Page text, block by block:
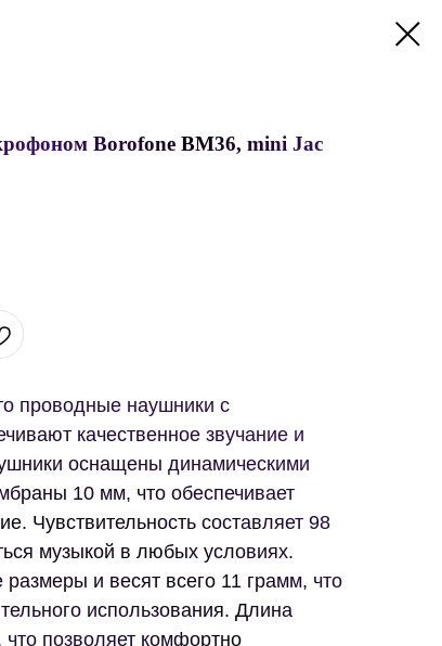
Borofone BM36, mini Jac
проводные наушники с
качественное звучание и
оснащены динамическими
10 мм, что обеспечивает
Чувствительность составляет 98
музыкой в любых условиях.
и весят всего 11 грамм, что
использования. Длина
что позволяет комфортно